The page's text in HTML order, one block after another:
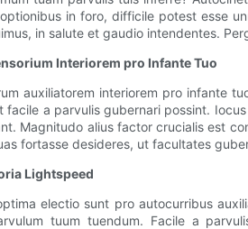
in foro, difficile potest esse
in salute et gaudio intendentes.
Interiorem pro Infante Tuo
auxiliatorem interiorem pro infante
facile a parvulis gubernari possint.
Magnitudo alius factor crucialis est
fortasse desideres, ut facultates
Lightspeed
electio sunt pro autocurribus
tuum tuendum. Facile a